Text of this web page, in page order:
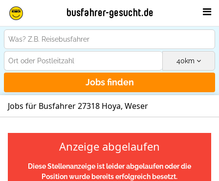
busfahrer-gesucht.de
40km
Jobs finden
Jobs für Busfahrer 27318 Hoya, Weser
Anzeige abgelaufen
Diese Stellenanzeige ist leider abgelaufen oder die
Position wurde bereits erfolgreich besetzt.